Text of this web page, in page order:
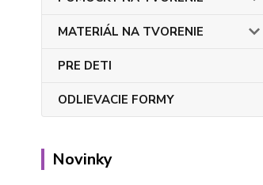
MATERIÁL NA TVORENIE
PRE DETI
ODLIEVACIE FORMY
Novinky